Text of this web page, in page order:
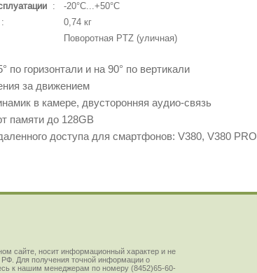
:
-20°С...+50°С
:
0,74 кг
Поворотная PTZ (уличная)
по горизонтали и на 90° по вертикали
за движением
в камере, двусторонняя аудио-связь
памяти до 128GB
доступа для смартфонов: V380, V380 PRO
сайте, носит информационный характер и не
Для получения точной информации о
к нашим менеджерам по номеру (8452)65-60-